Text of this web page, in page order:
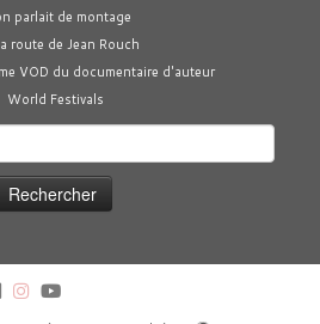
parlait de montage
route de Jean Rouch
VOD du documentaire d'auteur
World Festivals